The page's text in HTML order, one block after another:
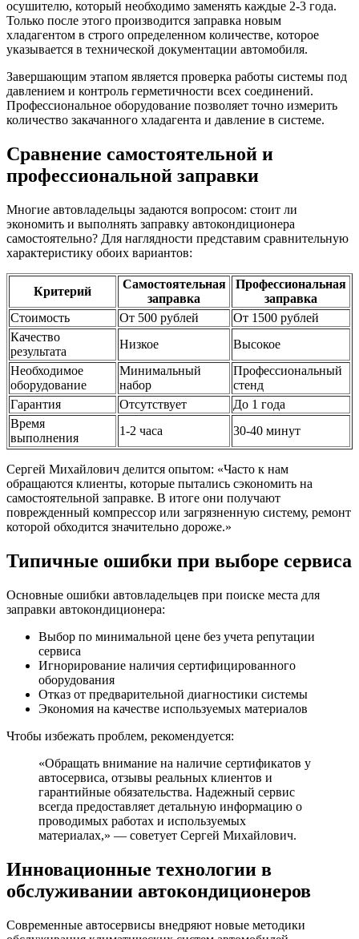
осушителю, который необходимо заменять каждые 2-3 года.
Только после этого производится заправка новым
хладагентом в строго определенном количестве, которое
указывается в технической документации автомобиля.
Завершающим этапом является проверка работы системы под
давлением и контроль герметичности всех соединений.
Профессиональное оборудование позволяет точно измерить
количество закачанного хладагента и давление в системе.
Сравнение самостоятельной и
профессиональной заправки
Многие автовладельцы задаются вопросом: стоит ли
экономить и выполнять заправку автокондиционера
самостоятельно? Для наглядности представим сравнительную
характеристику обоих вариантов:
Критерий
Самостоятельная
заправка
Профессиональная
заправка
Стоимость
От 500 рублей
От 1500 рублей
Качество
результата
Низкое
Высокое
Необходимое
оборудование
Минимальный
набор
Профессиональный
стенд
Гарантия
Отсутствует
До 1 года
Время
выполнения
1-2 часа 30-40 минут
Сергей Михайлович делится опытом: «Часто к нам
обращаются клиенты, которые пытались сэкономить на
самостоятельной заправке. В итоге они получают
поврежденный компрессор или загрязненную систему, ремонт
которой обходится значительно дороже.»
Типичные ошибки при выборе сервиса
Основные ошибки автовладельцев при поиске места для
заправки автокондиционера:
Выбор по минимальной цене без учета репутации
сервиса
Игнорирование наличия сертифицированного
оборудования
Отказ от предварительной диагностики системы
Экономия на качестве используемых материалов
Чтобы избежать проблем, рекомендуется:
«Обращать внимание на наличие сертификатов у
автосервиса, отзывы реальных клиентов и
гарантийные обязательства. Надежный сервис
всегда предоставляет детальную информацию о
проводимых работах и используемых
материалах,» — советует Сергей Михайлович.
Инновационные технологии в
обслуживании автокондиционеров
Современные автосервисы внедряют новые методики